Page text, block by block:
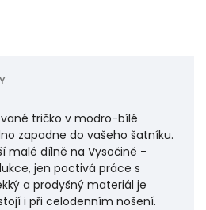
tričko v modro-bílé
zapadne do vašeho šatníku.
malé dílně na Vysočině -
jen poctivá práce s
a prodyšný materiál je
i při celodenním nošení.